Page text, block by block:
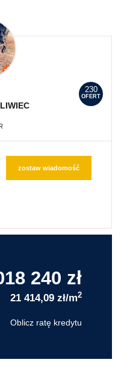
230
OFERT
zostaw wiadomość
240 zł
21 414,09 zł/m2
Oblicz ratę kredytu